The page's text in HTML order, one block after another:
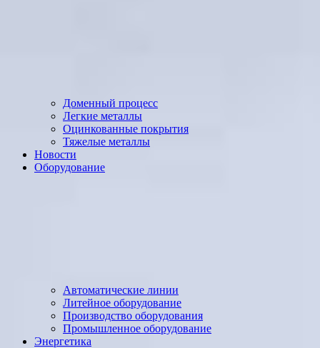
Доменный процесс
Легкие металлы
Оцинкованные покрытия
Тяжелые металлы
Новости
Оборудование
Автоматические линии
Литейное оборудование
Производство оборудования
Промышленное оборудование
Энергетика